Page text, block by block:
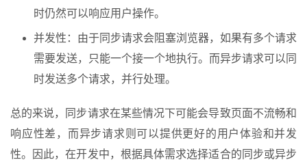
时仍然可以响应用户操作。
并发性：由于同步请求会阻塞浏览器，如果有多个请求
需要发送，只能一个接一个地执行。而异步请求可以同
时发送多个请求，并行处理。
总的来说，同步请求在某些情况下可能会导致页面不流畅和
响应性差，而异步请求则可以提供更好的用户体验和并发
性。因此，在开发中，根据具体需求选择适合的同步或异步